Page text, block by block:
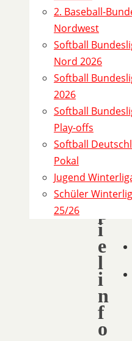
r
L
i
g
a
0
3
S
i
e
l
i
n
f
o
2. Baseball-
Nordwest
Softball
Nord 2026
Softball
2026
Softball
Play-offs
Softball
Pokal
Jugend
Schüler
25/26